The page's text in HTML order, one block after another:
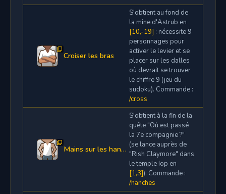
Croiser les bras
S'obtient au fond de
la mine d'Astrub en
[10,-19] : nécessite 9
personnages pour
activer le levier et se
placer sur les dalles
où devrait se trouver
le chiffre 9 (jeu du
sudoku). Commande :
/cross
Mains sur les hanches
S'obtient à la fin de la
quête "Où est passé
la 7e compagnie ?"
(se lance auprès de
"Rish Claymore" dans
le temple Iop en
[1,3]). Commande :
/hanches